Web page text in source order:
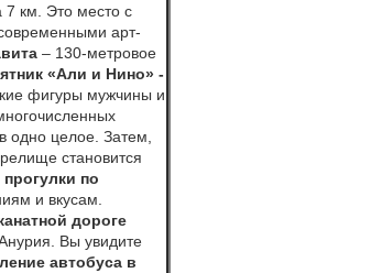
7 км. Это место с
арт-
– 130-метровое
«Али и Нино» -
фигуры мужчины и
одно целое. Затем,
становится
по
и вкусам.
дороге
Вы увидите
автобуса в